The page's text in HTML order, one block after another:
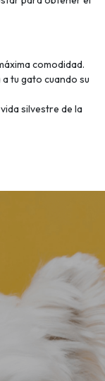
comodidad.
tu gato cuando su
silvestre de la